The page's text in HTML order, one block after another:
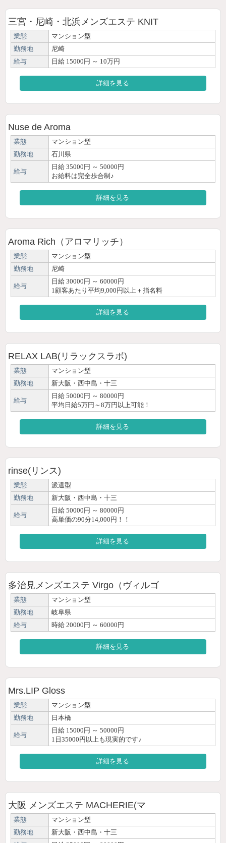
三宮・尼崎・北浜メンズエステ KNIT
業態
マンション型
勤務地
尼崎
給与
日給 15000円 ～ 10万円
詳細を見る
Nuse de Aroma
業態
マンション型
勤務地
石川県
給与
日給 35000円 ～ 50000円
お給料は完全歩合制♪
詳細を見る
Aroma Rich（アロマリッチ）
業態
マンション型
勤務地
尼崎
給与
日給 30000円 ～ 60000円
1顧客あたり平均9,000円以上＋指名料
詳細を見る
RELAX LAB(リラックスラボ)
業態
マンション型
勤務地
新大阪・西中島・十三
給与
日給 50000円 ～ 80000円
平均日給5万円～8万円以上可能！
詳細を見る
rinse(リンス)
業態
派遣型
勤務地
新大阪・西中島・十三
給与
日給 50000円 ～ 80000円
高単価の90分14,000円！！
詳細を見る
多治見メンズエステ Virgo（ヴィルゴ
業態
マンション型
勤務地
岐阜県
給与
時給 20000円 ～ 60000円
詳細を見る
Mrs.LIP Gloss
業態
マンション型
勤務地
日本橋
給与
日給 15000円 ～ 50000円
1日35000円以上も現実的です♪
詳細を見る
大阪 メンズエステ MACHERIE(マ
業態
マンション型
勤務地
新大阪・西中島・十三